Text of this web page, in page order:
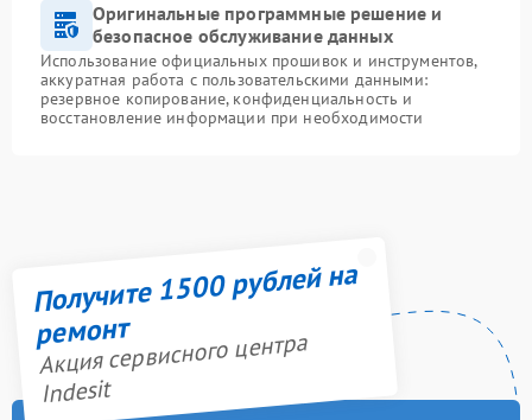
Оригинальные программные решение и
безопасное обслуживание данных
Использование официальных прошивок и инструментов,
аккуратная работа с пользовательскими данными:
резервное копирование, конфиденциальность и
восстановление информации при необходимости
Получите 1500 рублей на
ремонт
Акция сервисного центра
Indesit